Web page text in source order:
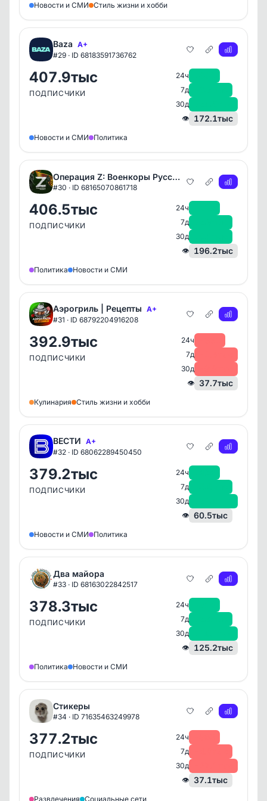
Новости и СМИ Стиль жизни и хобби
Baza A+
#29 · ID 68183591736762
407.9тыс
ПОДПИСЧИКИ
24ч
7д
30д
👁 172.1тыс
Новости и СМИ Политика
Операция Z: Военкоры Русской Весны
#30 · ID 68165070861718
406.5тыс
ПОДПИСЧИКИ
24ч
7д
30д
👁 196.2тыс
Политика Новости и СМИ
Аэрогриль | Рецепты A+
#31 · ID 68792204916208
392.9тыс
ПОДПИСЧИКИ
24ч
7д
30д
👁 37.7тыс
Кулинария Стиль жизни и хобби
ВЕСТИ A+
#32 · ID 68062289450450
379.2тыс
ПОДПИСЧИКИ
24ч
7д
30д
👁 60.5тыс
Новости и СМИ Политика
Два майора
#33 · ID 68163022842517
378.3тыс
ПОДПИСЧИКИ
24ч
7д
30д
👁 125.2тыс
Политика Новости и СМИ
Стикеры
#34 · ID 71635463249978
377.2тыс
ПОДПИСЧИКИ
24ч
7д
30д
👁 37.1тыс
Развлечения Социальные сети